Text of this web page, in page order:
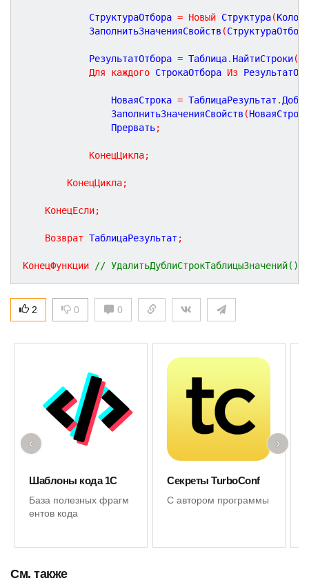
			СтруктураОтбора
= Новый Структура(
			ЗаполнитьЗначенияСвойств
(СтруктураОтбора
			РезультатОтбора
= Таблица. НайтиСтроки(
Для
каждого СтрокаОтбора Из
				НоваяСтрока
= ТаблицаРезультат .
				ЗаполнитьЗначенияСвойств
(НоваяСтрока
				Прервать
;
КонецЦикла;
КонецЦикла;
КонецЕсли;
Возврат ТаблицаРезультат ;
КонецФункции // УдалитьДублиСтрокТаблицыЗначений()
2 0 0
Шаблоны кода 1С
База полезных фрагм
ентов кода
Секреты TurboConf
С автором программы
‹ ›
См. также